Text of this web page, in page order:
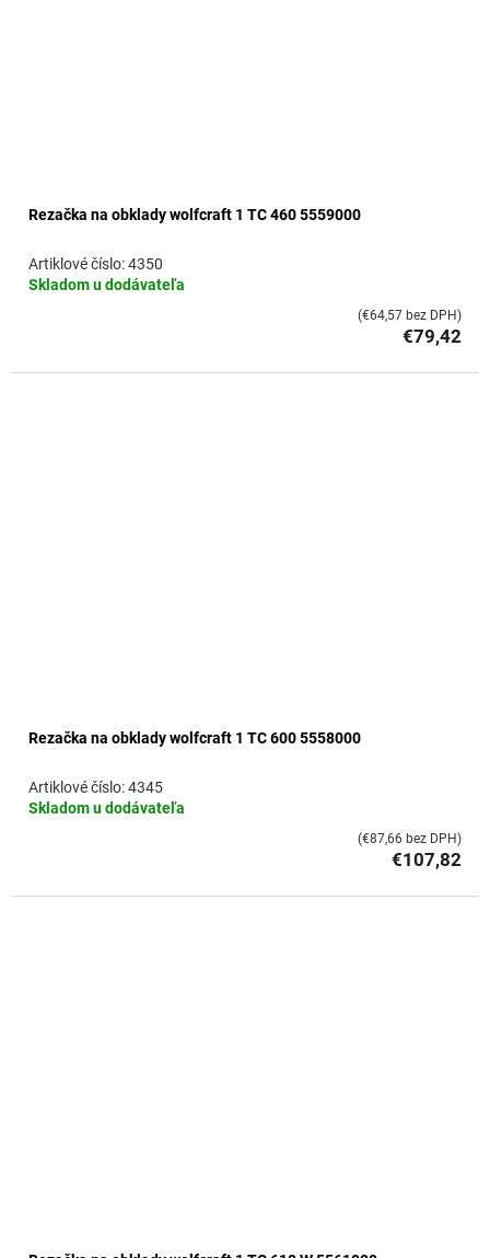
Rezačka na obklady wolfcraft 1 TC 460 5559000
Skladom u dodávateľa
4350
€79,42
(€64,57 bez DPH)
Rezačka na obklady wolfcraft 1 TC 600 5558000
Skladom u dodávateľa
4345
€107,82
(€87,66 bez DPH)